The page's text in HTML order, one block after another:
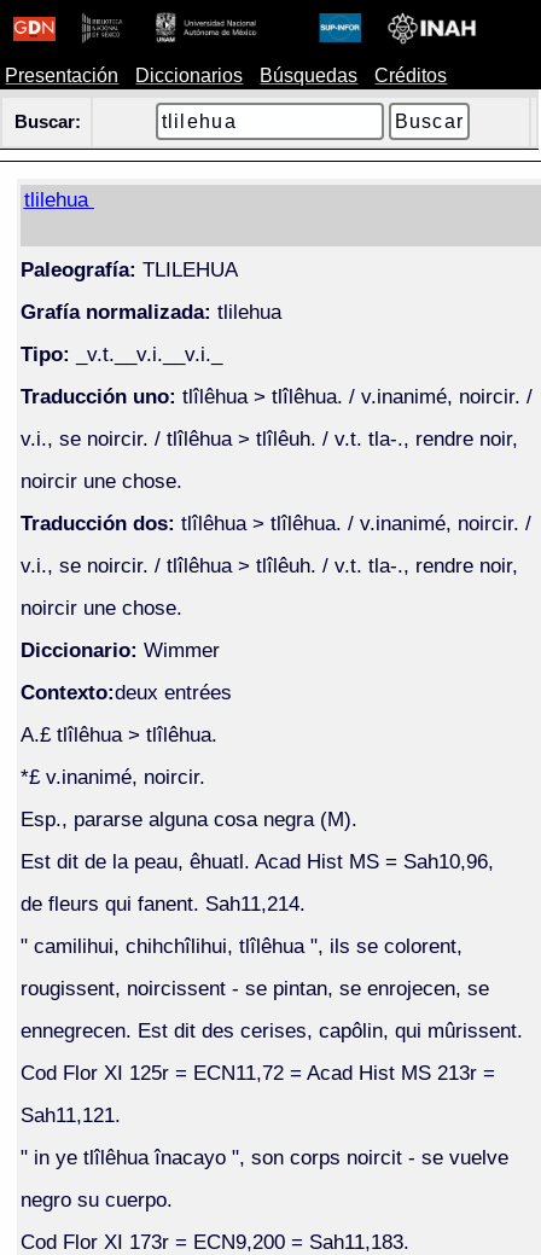
Presentación Diccionarios Búsquedas Créditos
Buscar:
tlilehua
Paleografía: TLILEHUA
Grafía normalizada: tlilehua
Tipo: _v.t.__v.i.__v.i._
Traducción uno: tlîlêhua > tlîlêhua. / v.inanimé, noircir. /
v.i., se noircir. / tlîlêhua > tlîlêuh. / v.t. tla-., rendre noir,
noircir une chose.
Traducción dos: tlîlêhua > tlîlêhua. / v.inanimé, noircir. /
v.i., se noircir. / tlîlêhua > tlîlêuh. / v.t. tla-., rendre noir,
noircir une chose.
Diccionario: Wimmer
Contexto:deux entrées
A.£ tlîlêhua > tlîlêhua.
*£ v.inanimé, noircir.
Esp., pararse alguna cosa negra (M).
Est dit de la peau, êhuatl. Acad Hist MS = Sah10,96,
de fleurs qui fanent. Sah11,214.
" camilihui, chihchîlihui, tlîlêhua ", ils se colorent,
rougissent, noircissent - se pintan, se enrojecen, se
ennegrecen. Est dit des cerises, capôlin, qui mûrissent.
Cod Flor XI 125r = ECN11,72 = Acad Hist MS 213r =
Sah11,121.
" in ye tlîlêhua înacayo ", son corps noircit - se vuelve
negro su cuerpo.
Cod Flor XI 173r = ECN9,200 = Sah11,183.